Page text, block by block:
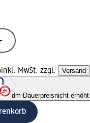
inkl. MwSt. zzgl. Versand
dm-Dauerpreisnicht